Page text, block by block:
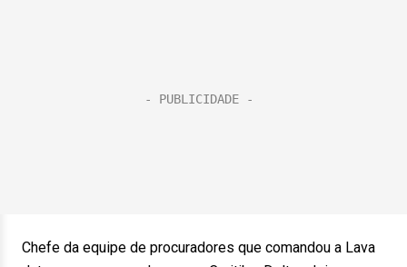
Chefe da equipe de procuradores que comandou a Lava